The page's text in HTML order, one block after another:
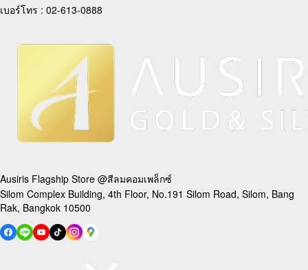
เบอร์โทร : 02-613-0888
Ausiris Flagship Store @สีลมคอมเพล็กซ์
Silom Complex Building, 4th Floor, No.191 Silom Road, Silom, Bang
Rak, Bangkok 10500